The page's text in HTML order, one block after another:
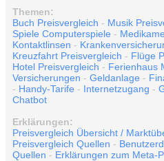
Themen:
Buch Preisvergleich - Musik
Spiele Computerspiele -
Kontaktlinsen -
Kreuzfahrt Preisvergleich - Flüge
Hotel Preisvergleich - Ferienhaus
Versicherungen - Geldanlage -
- Handy-Tarife - Internetzugang -
Chatbot
Erklärungen:
Preisvergleich Übersicht /
Preisvergleich Quellen -
Quellen - Erklärungen zum Meta-